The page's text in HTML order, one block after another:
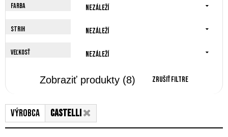
Farba Nezáleží
Strih Nezáleží
Veľkosť Nezáleží
Zobraziť produkty (8) Zrušiť filtre
Výrobca Castelli